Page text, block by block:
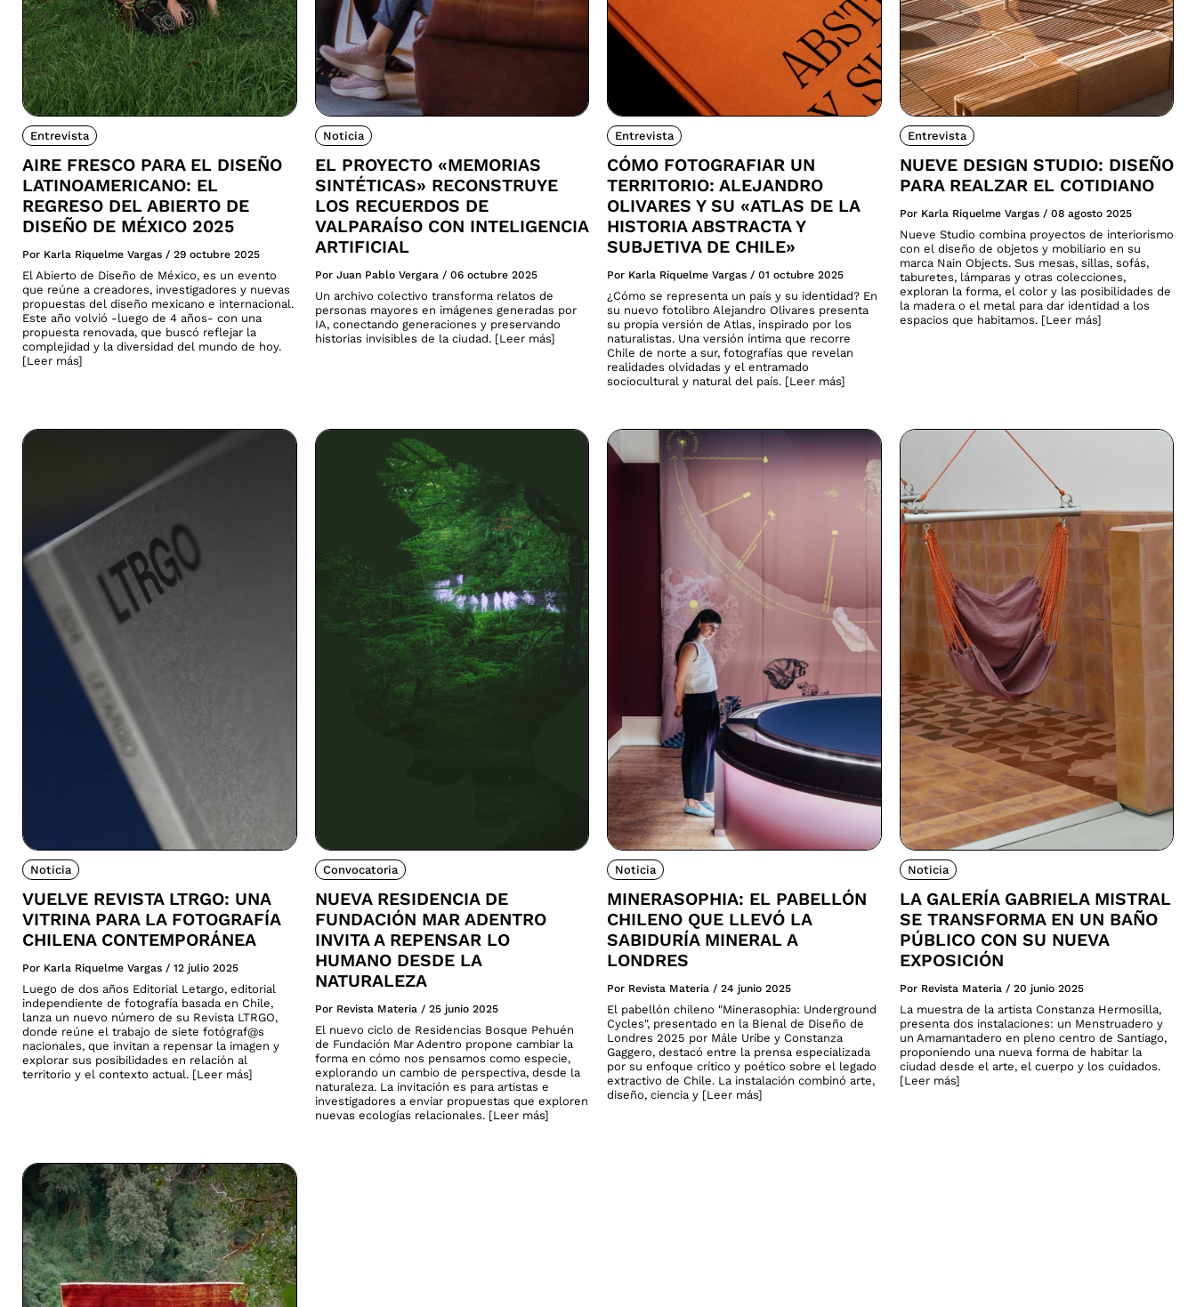
Entrevista
AIRE FRESCO PARA EL DISEÑO
LATINOAMERICANO: EL
REGRESO DEL ABIERTO DE
DISEÑO DE MÉXICO 2025
Por Karla Riquelme Vargas / 29 octubre 2025
El Abierto de Diseño de México, es un evento
que reúne a creadores, investigadores y nuevas
propuestas del diseño mexicano e internacional.
Este año volvió -luego de 4 años- con una
propuesta renovada, que buscó reflejar la
complejidad y la diversidad del mundo de hoy.
[Leer más]
Noticia
EL PROYECTO «MEMORIAS
SINTÉTICAS» RECONSTRUYE
LOS RECUERDOS DE
VALPARAÍSO CON INTELIGENCIA
ARTIFICIAL
Por Juan Pablo Vergara / 06 octubre 2025
Un archivo colectivo transforma relatos de
personas mayores en imágenes generadas por
IA, conectando generaciones y preservando
historias invisibles de la ciudad. [Leer más]
Entrevista
CÓMO FOTOGRAFIAR UN
TERRITORIO: ALEJANDRO
OLIVARES Y SU «ATLAS DE LA
HISTORIA ABSTRACTA Y
SUBJETIVA DE CHILE»
Por Karla Riquelme Vargas / 01 octubre 2025
¿Cómo se representa un país y su identidad? En
su nuevo fotolibro Alejandro Olivares presenta
su propia versión de Atlas, inspirado por los
naturalistas. Una versión íntima que recorre
Chile de norte a sur, fotografías que revelan
realidades olvidadas y el entramado
sociocultural y natural del país. [Leer más]
Entrevista
NUEVE DESIGN STUDIO: DISEÑO
PARA REALZAR EL COTIDIANO
Por Karla Riquelme Vargas / 08 agosto 2025
Nueve Studio combina proyectos de interiorismo
con el diseño de objetos y mobiliario en su
marca Nain Objects. Sus mesas, sillas, sofás,
taburetes, lámparas y otras colecciones,
exploran la forma, el color y las posibilidades de
la madera o el metal para dar identidad a los
espacios que habitamos. [Leer más]
Noticia
VUELVE REVISTA LTRGO: UNA
VITRINA PARA LA FOTOGRAFÍA
CHILENA CONTEMPORÁNEA
Por Karla Riquelme Vargas / 12 julio 2025
Luego de dos años Editorial Letargo, editorial
independiente de fotografía basada en Chile,
lanza un nuevo número de su Revista LTRGO,
donde reúne el trabajo de siete fotógraf@s
nacionales, que invitan a repensar la imagen y
explorar sus posibilidades en relación al
territorio y el contexto actual. [Leer más]
Convocatoria
NUEVA RESIDENCIA DE
FUNDACIÓN MAR ADENTRO
INVITA A REPENSAR LO
HUMANO DESDE LA
NATURALEZA
Por Revista Materia / 25 junio 2025
El nuevo ciclo de Residencias Bosque Pehuén
de Fundación Mar Adentro propone cambiar la
forma en cómo nos pensamos como especie,
explorando un cambio de perspectiva, desde la
naturaleza. La invitación es para artistas e
investigadores a enviar propuestas que exploren
nuevas ecologías relacionales. [Leer más]
Noticia
MINERASOPHIA: EL PABELLÓN
CHILENO QUE LLEVÓ LA
SABIDURÍA MINERAL A
LONDRES
Por Revista Materia / 24 junio 2025
El pabellón chileno "Minerasophia: Underground
Cycles", presentado en la Bienal de Diseño de
Londres 2025 por Mále Uribe y Constanza
Gaggero, destacó entre la prensa especializada
por su enfoque crítico y poético sobre el legado
extractivo de Chile. La instalación combinó arte,
diseño, ciencia y [Leer más]
Noticia
LA GALERÍA GABRIELA MISTRAL
SE TRANSFORMA EN UN BAÑO
PÚBLICO CON SU NUEVA
EXPOSICIÓN
Por Revista Materia / 20 junio 2025
La muestra de la artista Constanza Hermosilla,
presenta dos instalaciones: un Menstruadero y
un Amamantadero en pleno centro de Santiago,
proponiendo una nueva forma de habitar la
ciudad desde el arte, el cuerpo y los cuidados.
[Leer más]